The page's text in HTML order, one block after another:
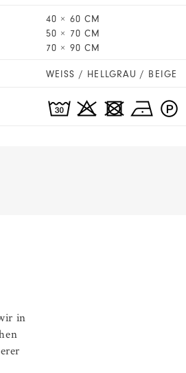
40 × 60 CM
50 × 70 CM
70 × 90 CM
WEISS / HELLGRAU / BEIGE
in